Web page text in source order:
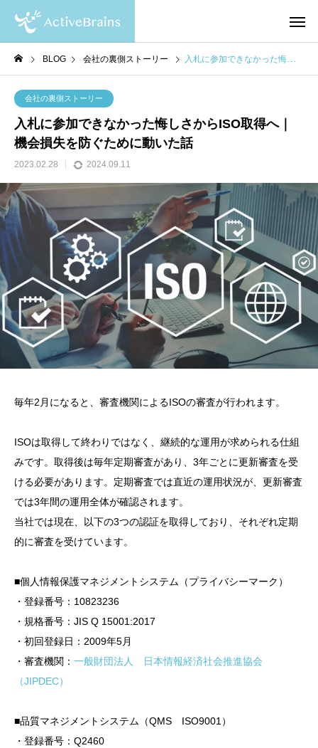
BLOG 会社の裏側ストーリー 入札に参加できなかった悔しさからISO取得へ｜機会損失を防ぐために動いた話
会社の裏側ストーリー
入札に参加できなかった悔しさからISO取得へ｜
機会損失を防ぐために動いた話
2023.02.28 2024.09.11
毎年2月になると、審査機関によるISOの審査が行われます。
ISOは取得して終わりではなく、継続的な運用が求められる仕組
みです。取得後は毎年定期審査があり、3年ごとに更新審査を受
ける必要があります。定期審査では直近の運用状況が、更新審査
では3年間の運用全体が確認されます。
当社では現在、以下の3つの認証を取得しており、それぞれ定期
的に審査を受けています。
■個人情報保護マネジメントシステム（プライバシーマーク）
・登録番号：10823236
・規格番号：JIS Q 15001:2017
・初回登録日：2009年5月
・審査機関： 一般財団法人 日本情報経済社会推進協会
（JIPDEC）
■品質マネジメントシステム（QMS ISO9001）
・登録番号：Q2460